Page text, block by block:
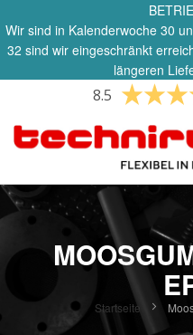
Wir sind in Kalenderwoche 30
32 sind wir eingeschränkt
längeren
8.5
Startseite